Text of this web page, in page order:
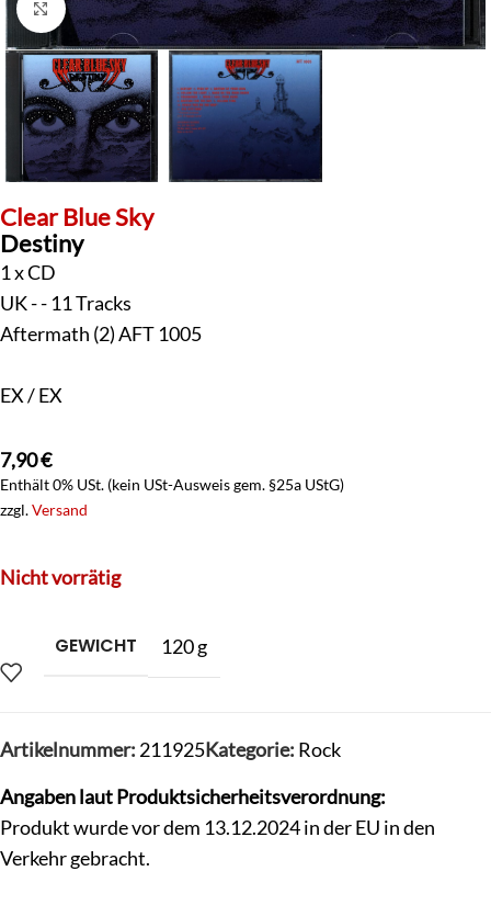
Klick zum Vergrößern
Clear Blue Sky
Destiny
1 x CD
UK - - 11 Tracks
Aftermath (2) AFT 1005
EX / EX
7,90€
Enthält 0% USt. (kein USt-Ausweis gem. §25a UStG)
zzgl.Versand
Nicht vorrätig
GEWICHT 120 g
Artikelnummer: 211925Kategorie: Rock
Angaben laut Produktsicherheitsverordnung:
Produkt wurde vor dem 13.12.2024 in der EU in den
Verkehr gebracht.